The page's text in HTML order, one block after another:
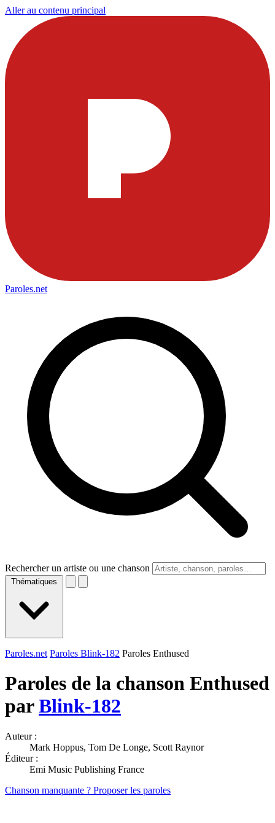
Aller au contenu principal
Paroles.net
Rechercher un artiste ou une chanson
Thématiques
Paroles.net Paroles Blink-182 Paroles Enthused
Paroles de la chanson Enthused
parBlink-182
Auteur :
Mark Hoppus, Tom De Longe, Scott Raynor
Éditeur :
Emi Music Publishing France
Chanson manquante ? Proposer les paroles